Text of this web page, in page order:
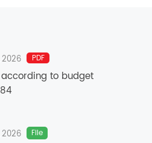
2026 PDF
to budget
2026 File